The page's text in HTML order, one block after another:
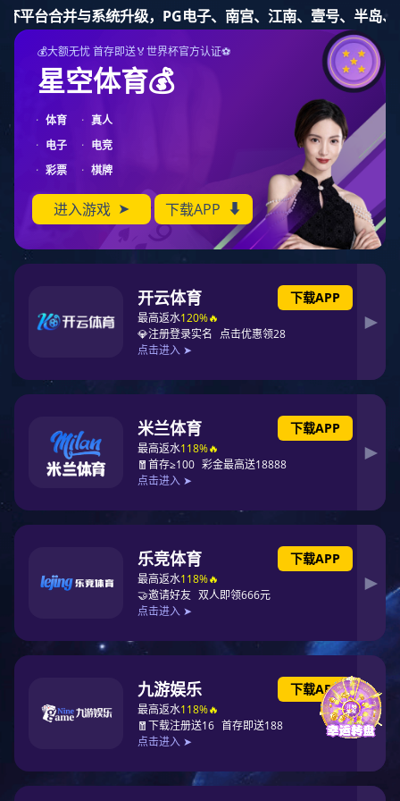
快盈
所在位置 快盈 > 产品展示 - 电线电缆
电线电缆 控制电线电缆
阻燃电线电缆
铝合金电缆
低烟无卤电缆
交联电缆
耐火电线电缆
橡套软电缆
电线电缆3
1